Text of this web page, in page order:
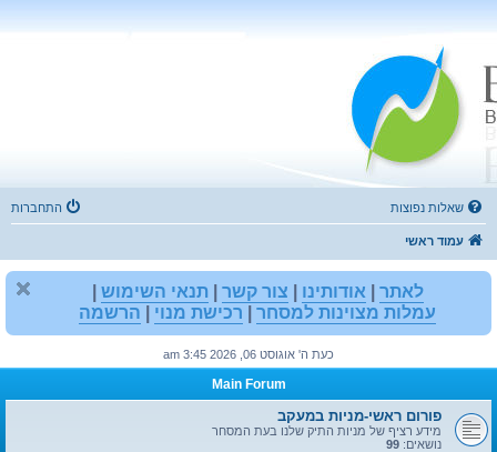
שאלות נפוצות התחברות
עמוד ראשי
לאתר אודותינו צור קשר |תנאי השימוש
עמלות מצוינות למסחר
רכישת מנוי הרשמה
כעת ה' אוגוסט 06, 2026 3:45 am
Main Forum
פורום ראשי-מניות במעקב
מידע רציף של מניות התיק שלנו בעת המסחר
נושאים: 99